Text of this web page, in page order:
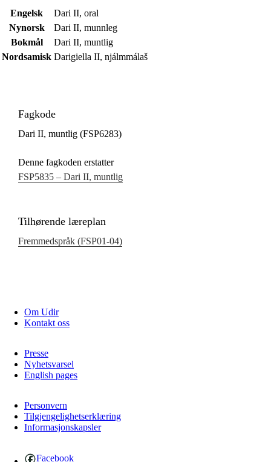
Engelsk
Dari II, oral
Nynorsk
Dari II, munnleg
Bokmål
Dari II, muntlig
Nordsamisk Darigiella II, njálmmálaš
Fagkode
Dari II, muntlig (FSP6283)
Denne fagkoden erstatter
FSP5835 – Dari II, muntlig
Tilhørende læreplan
Fremmedspråk (FSP01‑04)
Om Udir
Kontakt oss
Presse
Nyhetsvarsel
English pages
Personvern
Tilgjengelighetserklæring
Informasjonskapsler
Facebook